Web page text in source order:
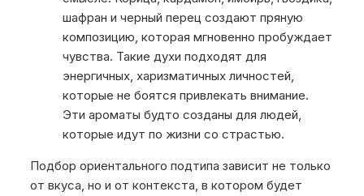
шафран и черный перец создают пряную
композицию, которая мгновенно пробуждает
чувства. Такие духи подходят для
энергичных, харизматичных личностей,
которые не боятся привлекать внимание.
Эти ароматы будто созданы для людей,
которые идут по жизни со страстью.
Подбор ориентального подтипа зависит не только
от вкуса, но и от контекста, в котором будет